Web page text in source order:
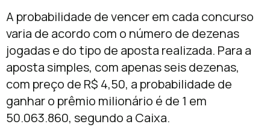
A probabilidade de vencer em cada concurso
varia de acordo com o número de dezenas
jogadas e do tipo de aposta realizada. Para a
aposta simples, com apenas seis dezenas,
com preço de R$ 4,50, a probabilidade de
ganhar o prêmio milionário é de 1 em
50.063.860, segundo a Caixa.